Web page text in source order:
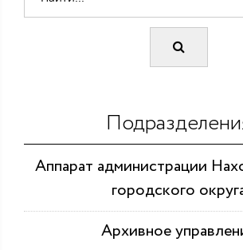
Аппарат администрации
городского
Архивное